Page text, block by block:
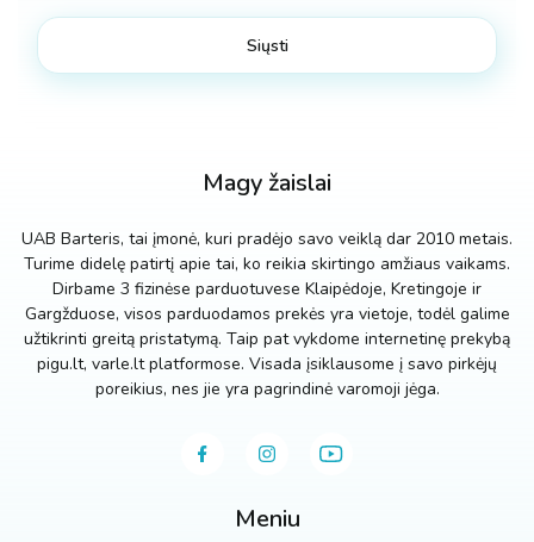
Magy žaislai
UAB Barteris, tai įmonė, kuri pradėjo savo veiklą dar 2010 metais.
Turime didelę patirtį apie tai, ko reikia skirtingo amžiaus vaikams.
Dirbame 3 fizinėse parduotuvese Klaipėdoje, Kretingoje ir
Gargžduose, visos parduodamos prekės yra vietoje, todėl galime
užtikrinti greitą pristatymą. Taip pat vykdome internetinę prekybą
pigu.lt, varle.lt platformose. Visada įsiklausome į savo pirkėjų
poreikius, nes jie yra pagrindinė varomoji jėga.
Meniu